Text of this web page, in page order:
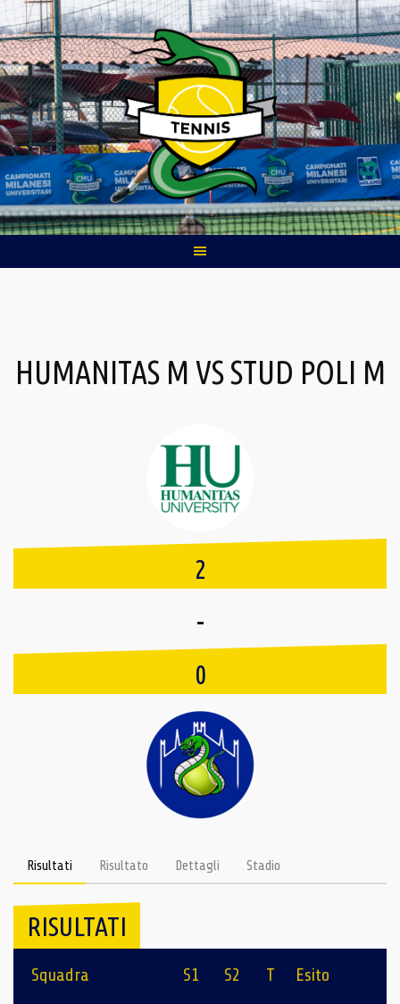
Skip
to
content
HUMANITAS M VS STUD POLI M
2
-
0
Risultati Risultato Dettagli Stadio
RISULTATI
Squadra S1 S2 T Esito